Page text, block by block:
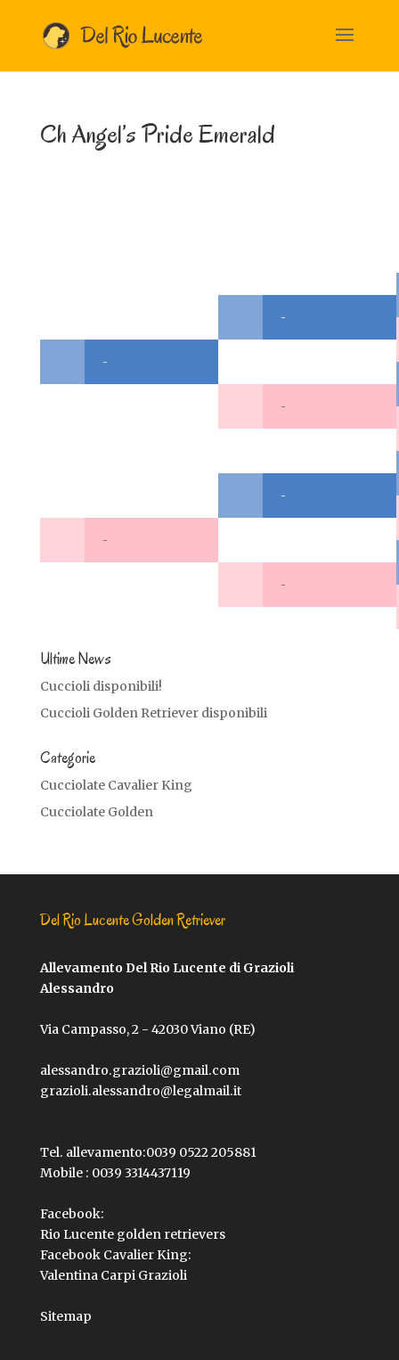
Ch Angel’s Pride Emerald
-
-
-
-
-
-
Ultime News
Cuccioli disponibili!
Cuccioli Golden Retriever disponibili
Categorie
Cucciolate Cavalier King
Cucciolate Golden
Del Rio Lucente Golden Retriever
Allevamento Del Rio Lucente di Grazioli
Alessandro
Via Campasso, 2 - 42030 Viano (RE)
alessandro.grazioli@gmail.com
grazioli.alessandro@legalmail.it
Tel. allevamento:0039 0522 205881
Mobile : 0039 3314437119
Facebook:
Rio Lucente golden retrievers
Facebook Cavalier King:
Valentina Carpi Grazioli
Sitemap